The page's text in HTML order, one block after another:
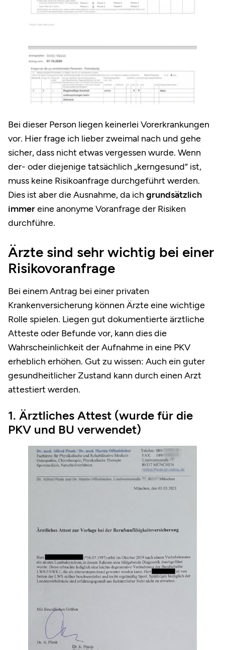
Bei dieser Person liegen keinerlei Vorerkrankungen
vor. Hier frage ich lieber zweimal nach und gehe
sicher, dass nicht etwas vergessen wurde. Wenn
der- oder diejenige tatsächlich „kerngesund“ ist,
muss keine Risikoanfrage durchgeführt werden.
Dies ist aber die Ausnahme, da ich grundsätzlich
immereine anonyme Voranfrage der Risiken
durchführe.
Ärzte sind sehr wichtig bei einer
Risikovoranfrage
Bei einem Antrag bei einer privaten
Krankenversicherung können Ärzte eine wichtige
Rolle spielen. Liegen gut dokumentierte ärztliche
Atteste oder Befunde vor, kann dies die
Wahrscheinlichkeit der Aufnahme in eine PKV
erheblich erhöhen. Gut zu wissen: Auch ein guter
gesundheitlicher Zustand kann durch einen Arzt
attestiert werden.
1. Ärztliches Attest (wurde für die
PKV und BU verwendet)